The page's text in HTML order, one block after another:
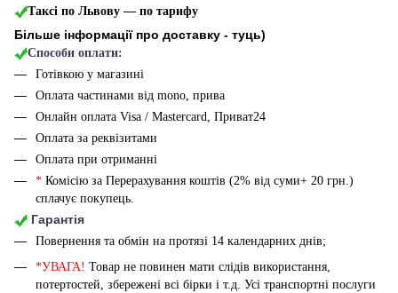
Таксі по Львову — по тарифу
Більше інформації про доставку - туць)
Способи оплати:
Готівкою у магазині
Оплата частинами від mono, прива
Онлайн оплата Visa / Mastercard, Приват24
Оплата за реквізитами
Оплата при отриманні
* Комісію за Перерахування коштів (2% від суми+ 20 грн.)
сплачує покупець.
Гарантія
Повернення та обмін на протязі 14 календарних днів;
*УВАГА! Товар не повинен мати слідів використання,
потертостей, збережені всі бірки і т.д. Усі транспортні послуги